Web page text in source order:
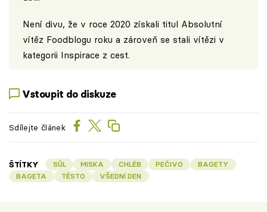
Není divu, že v roce 2020 získali titul Absolutní
vítěz Foodblogu roku a zároveň se stali vítězi v
kategorii Inspirace z cest.
Vstoupit do diskuze
Sdílejte článek
ŠTÍTKY SŮL MISKA CHLÉB PEČIVO
BAGETY
BAGETA
TĚSTO VŠEDNÍ DEN